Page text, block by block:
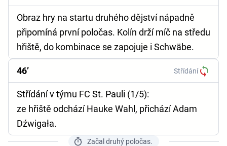
Obraz hry na startu druhého dějství nápadně
připomíná první poločas. Kolín drží míč na středu
hřiště, do kombinace se zapojuje i Schwäbe.
46’ Střídání
Střídání v týmu FC St. Pauli (1/5):
ze hřiště odchází Hauke Wahl, přichází Adam
Dźwigała.
Začal druhý poločas.